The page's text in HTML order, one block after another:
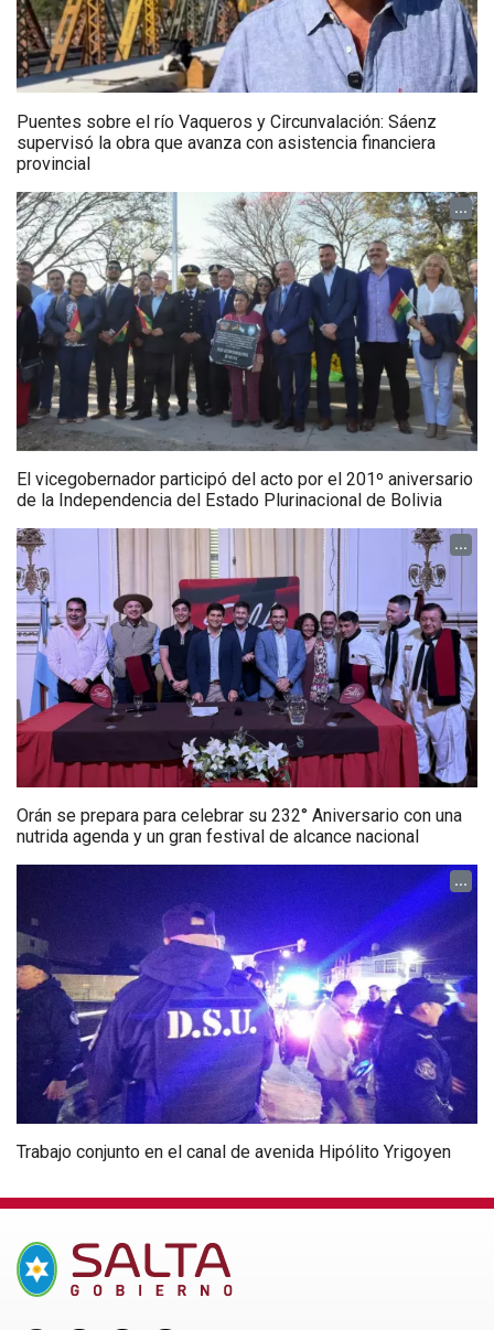
Puentes sobre el río Vaqueros y Circunvalación: Sáenz
supervisó la obra que avanza con asistencia financiera
provincial
...
El vicegobernador participó del acto por el 201º aniversario
de la Independencia del Estado Plurinacional de Bolivia
...
Orán se prepara para celebrar su 232° Aniversario con una
nutrida agenda y un gran festival de alcance nacional
...
Trabajo conjunto en el canal de avenida Hipólito Yrigoyen